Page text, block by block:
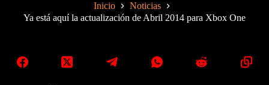
Inicio
Noticias
Ya está aquí la actualización de Abril 2014 para Xbox One